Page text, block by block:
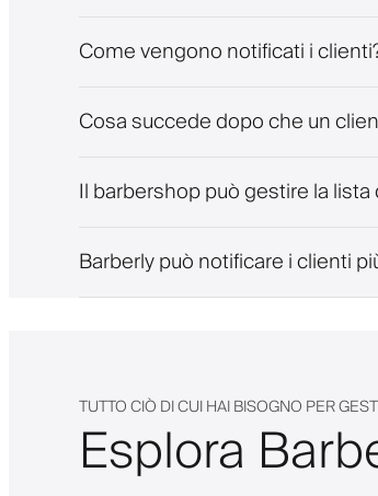
Come vengono notificati i
Cosa succede dopo che un
Il barbershop può gestire la
Barberly può notificare i clienti
TUTTO CIÒ DI CUI HAI BISOGNO PER
Esplora